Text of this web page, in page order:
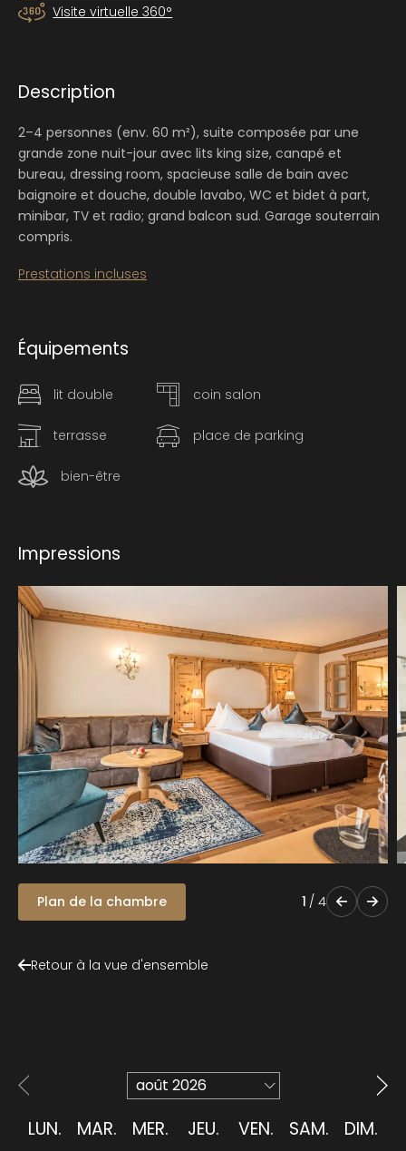
Visite virtuelle 360°
Description
2–4 personnes (env. 60 m²), suite composée par une
grande zone nuit-jour avec lits king size, canapé et
bureau, dressing room, spacieuse salle de bain avec
baignoire et douche, double lavabo, WC et bidet à part,
minibar, TV et radio; grand balcon sud. Garage souterrain
compris.
Prestations incluses
Équipements
lit double coin salon
terrasse place de parking
bien-être
Impressions
Plan de la chambre 1 / 4
Retour à la vue d'ensemble